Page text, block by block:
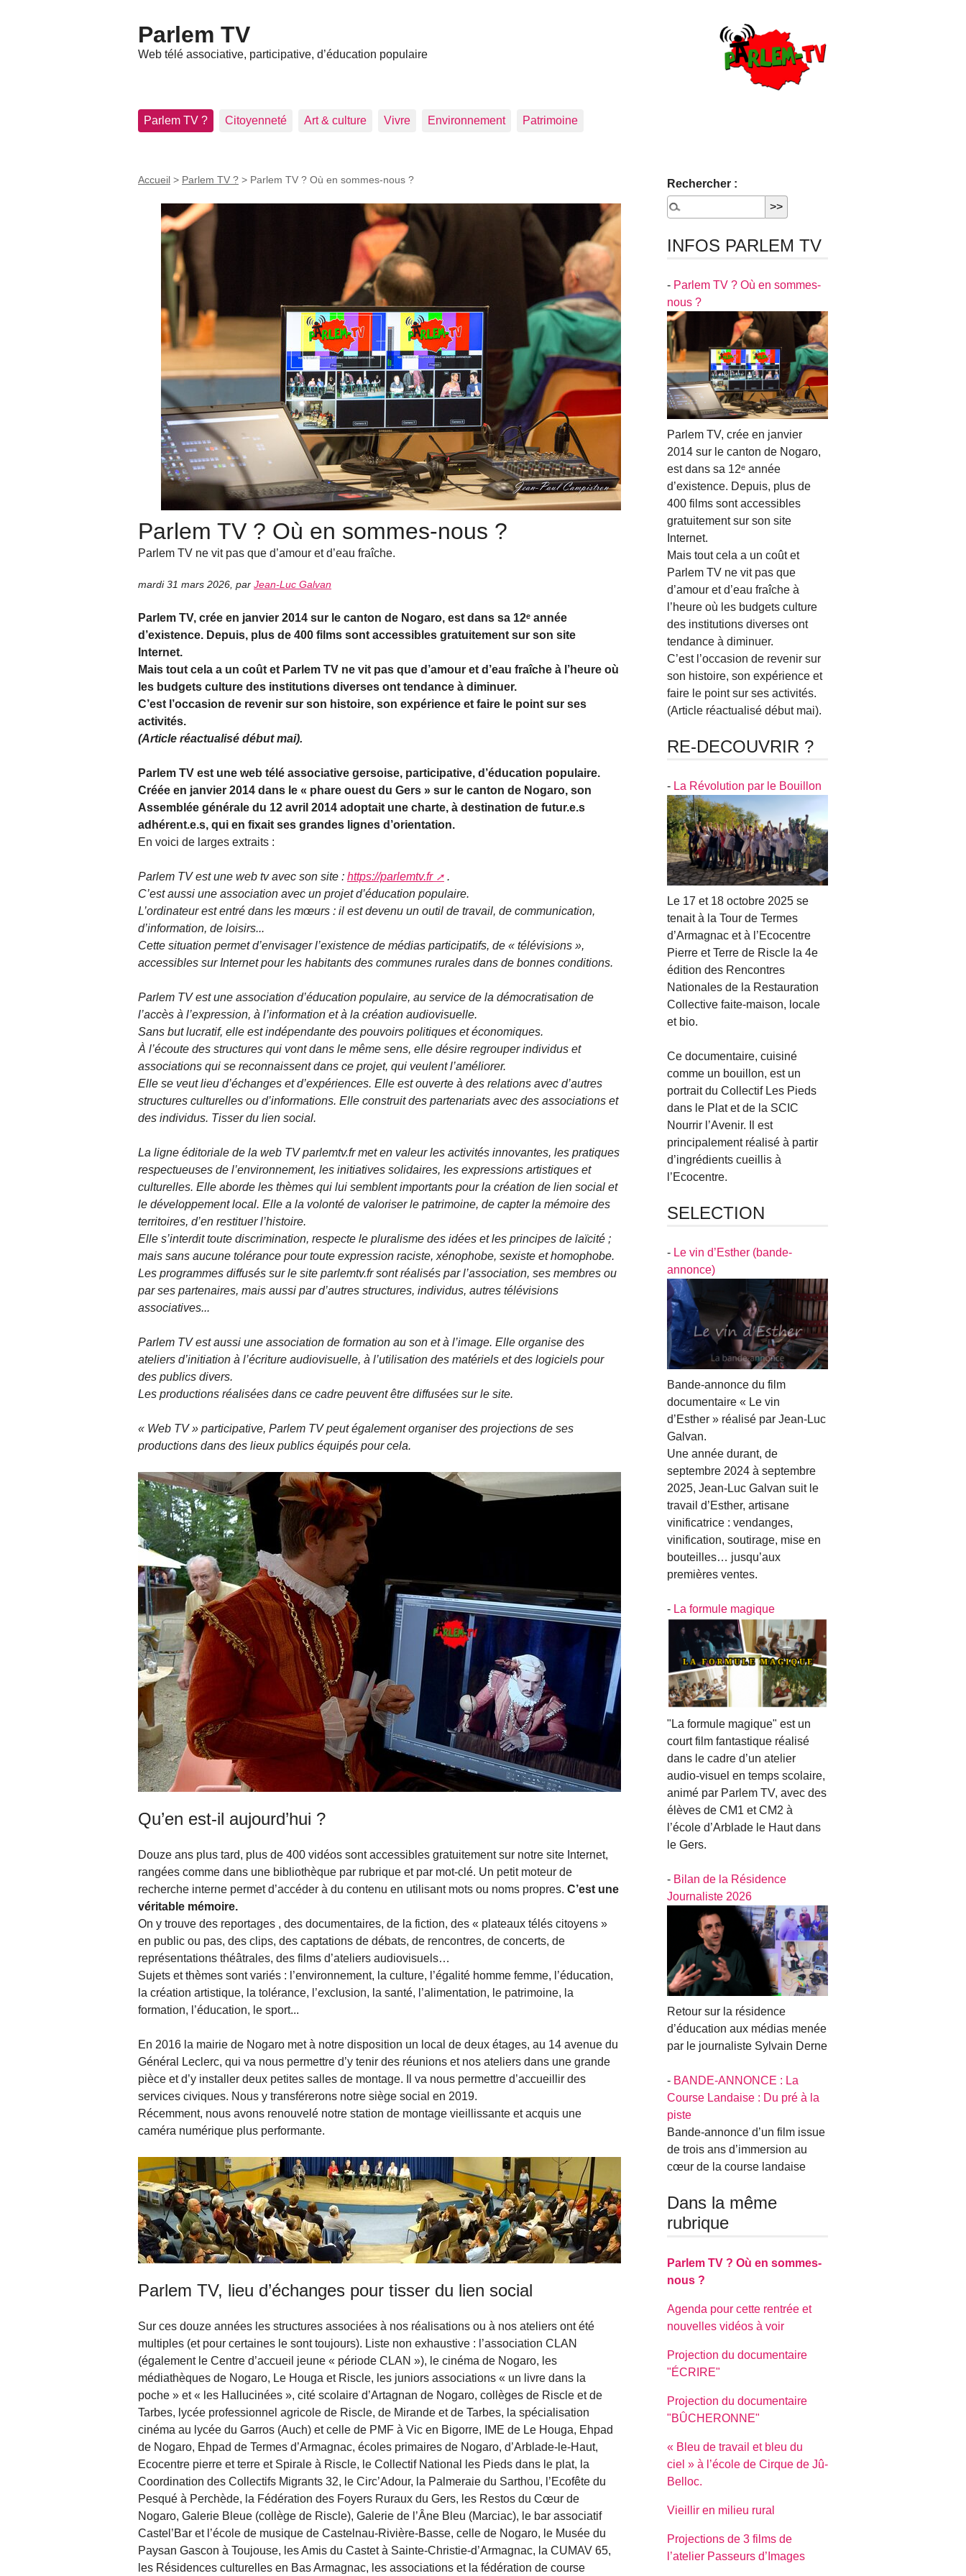
Parlem TV
Web télé associative, participative, d’éducation populaire
Parlem TV ? Citoyenneté Art & culture Vivre Environnement Patrimoine
Accueil > Parlem TV ? > Parlem TV ? Où en sommes-nous ?
Parlem TV ? Où en sommes-nous ?
Parlem TV ne vit pas que d’amour et d’eau fraîche.
mardi 31 mars 2026 par Jean-Luc Galvan
Parlem TV, crée en janvier 2014 sur le canton de Nogaro, est dans sa 12ᵉ année
d’existence. Depuis, plus de 400 films sont accessibles gratuitement sur son site
Internet.
Mais tout cela a un coût et Parlem TV ne vit pas que d’amour et d’eau fraîche à l’heure où
les budgets culture des institutions diverses ont tendance à diminuer.
C’est l’occasion de revenir sur son histoire, son expérience et faire le point sur ses
activités.
(Article réactualisé début mai).
Parlem TV est une web télé associative gersoise, participative, d’éducation populaire.
Créée en janvier 2014 dans le « phare ouest du Gers » sur le canton de Nogaro, son
Assemblée générale du 12 avril 2014 adoptait une charte, à destination de futur.e.s
adhérent.e.s, qui en fixait ses grandes lignes d’orientation.
En voici de larges extraits :
Parlem TV est une web tv avec son site : https://parlemtv.fr
.
C’est aussi une association avec un projet d’éducation populaire.
L’ordinateur est entré dans les mœurs : il est devenu un outil de travail, de communication,
d’information, de loisirs...
Cette situation permet d’envisager l’existence de médias participatifs, de « télévisions »,
accessibles sur Internet pour les habitants des communes rurales dans de bonnes conditions.
Parlem TV est une association d’éducation populaire, au service de la démocratisation de
l’accès à l’expression, à l’information et à la création audiovisuelle.
Sans but lucratif, elle est indépendante des pouvoirs politiques et économiques.
À l’écoute des structures qui vont dans le même sens, elle désire regrouper individus et
associations qui se reconnaissent dans ce projet, qui veulent l’améliorer.
Elle se veut lieu d’échanges et d’expériences. Elle est ouverte à des relations avec d’autres
structures culturelles ou d’informations. Elle construit des partenariats avec des associations et
des individus. Tisser du lien social.
La ligne éditoriale de la web TV parlemtv.fr met en valeur les activités innovantes, les pratiques
respectueuses de l’environnement, les initiatives solidaires, les expressions artistiques et
culturelles. Elle aborde les thèmes qui lui semblent importants pour la création de lien social et
le développement local. Elle a la volonté de valoriser le patrimoine, de capter la mémoire des
territoires, d’en restituer l’histoire.
Elle s’interdit toute discrimination, respecte le pluralisme des idées et les principes de laïcité ;
mais sans aucune tolérance pour toute expression raciste, xénophobe, sexiste et homophobe.
Les programmes diffusés sur le site parlemtv.fr sont réalisés par l’association, ses membres ou
par ses partenaires, mais aussi par d’autres structures, individus, autres télévisions
associatives...
Parlem TV est aussi une association de formation au son et à l’image. Elle organise des
ateliers d’initiation à l’écriture audiovisuelle, à l’utilisation des matériels et des logiciels pour
des publics divers.
Les productions réalisées dans ce cadre peuvent être diffusées sur le site.
« Web TV » participative, Parlem TV peut également organiser des projections de ses
productions dans des lieux publics équipés pour cela.
Qu’en est-il aujourd’hui ?
Douze ans plus tard, plus de 400 vidéos sont accessibles gratuitement sur notre site Internet,
rangées comme dans une bibliothèque par rubrique et par mot-clé. Un petit moteur de
recherche interne permet d’accéder à du contenu en utilisant mots ou noms propres. C’est une
véritable mémoire.
On y trouve des reportages , des documentaires, de la fiction, des « plateaux télés citoyens »
en public ou pas, des clips, des captations de débats, de rencontres, de concerts, de
représentations théâtrales, des films d’ateliers audiovisuels…
Sujets et thèmes sont variés : l’environnement, la culture, l’égalité homme femme, l’éducation,
la création artistique, la tolérance, l’exclusion, la santé, l’alimentation, le patrimoine, la
formation, l’éducation, le sport...
En 2016 la mairie de Nogaro met à notre disposition un local de deux étages, au 14 avenue du
Général Leclerc, qui va nous permettre d’y tenir des réunions et nos ateliers dans une grande
pièce et d’y installer deux petites salles de montage. Il va nous permettre d’accueillir des
services civiques. Nous y transférerons notre siège social en 2019.
Récemment, nous avons renouvelé notre station de montage vieillissante et acquis une
caméra numérique plus performante.
Parlem TV, lieu d’échanges pour tisser du lien social
Sur ces douze années les structures associées à nos réalisations ou à nos ateliers ont été
multiples (et pour certaines le sont toujours). Liste non exhaustive : l’association CLAN
(également le Centre d’accueil jeune « période CLAN »), le cinéma de Nogaro, les
médiathèques de Nogaro, Le Houga et Riscle, les juniors associations « un livre dans la
poche » et « les Hallucinées », cité scolaire d’Artagnan de Nogaro, collèges de Riscle et de
Tarbes, lycée professionnel agricole de Riscle, de Mirande et de Tarbes, la spécialisation
cinéma au lycée du Garros (Auch) et celle de PMF à Vic en Bigorre, IME de Le Houga, Ehpad
de Nogaro, Ehpad de Termes d’Armagnac, écoles primaires de Nogaro, d’Arblade-le-Haut,
Ecocentre pierre et terre et Spirale à Riscle, le Collectif National les Pieds dans le plat, la
Coordination des Collectifs Migrants 32, le Circ’Adour, la Palmeraie du Sarthou, l’Ecofête du
Pesqué à Perchède, la Fédération des Foyers Ruraux du Gers, les Restos du Cœur de
Nogaro, Galerie Bleue (collège de Riscle), Galerie de l’Âne Bleu (Marciac), le bar associatif
Castel’Bar et l’école de musique de Castelnau-Rivière-Basse, celle de Nogaro, le Musée du
Paysan Gascon à Toujouse, les Amis du Castet à Sainte-Christie-d’Armagnac, la CUMAV 65,
les Résidences culturelles en Bas Armagnac, les associations et la fédération de course
Rechercher :
INFOS PARLEM TV
- Parlem TV ? Où en sommes-
nous ?
Parlem TV, crée en janvier
2014 sur le canton de Nogaro,
est dans sa 12ᵉ année
d’existence. Depuis, plus de
400 films sont accessibles
gratuitement sur son site
Internet.
Mais tout cela a un coût et
Parlem TV ne vit pas que
d’amour et d’eau fraîche à
l’heure où les budgets culture
des institutions diverses ont
tendance à diminuer.
C’est l’occasion de revenir sur
son histoire, son expérience et
faire le point sur ses activités.
(Article réactualisé début mai).
RE-DECOUVRIR ?
- La Révolution par le Bouillon
Le 17 et 18 octobre 2025 se
tenait à la Tour de Termes
d’Armagnac et à l’Ecocentre
Pierre et Terre de Riscle la 4e
édition des Rencontres
Nationales de la Restauration
Collective faite-maison, locale
et bio.
Ce documentaire, cuisiné
comme un bouillon, est un
portrait du Collectif Les Pieds
dans le Plat et de la SCIC
Nourrir l’Avenir. Il est
principalement réalisé à partir
d’ingrédients cueillis à
l’Ecocentre.
SELECTION
- Le vin d’Esther (bande-
annonce)
Bande-annonce du film
documentaire « Le vin
d’Esther » réalisé par Jean-Luc
Galvan.
Une année durant, de
septembre 2024 à septembre
2025, Jean-Luc Galvan suit le
travail d’Esther, artisane
vinificatrice : vendanges,
vinification, soutirage, mise en
bouteilles… jusqu’aux
premières ventes.
- La formule magique
"La formule magique" est un
court film fantastique réalisé
dans le cadre d’un atelier
audio-visuel en temps scolaire,
animé par Parlem TV, avec des
élèves de CM1 et CM2 à
l’école d’Arblade le Haut dans
le Gers.
- Bilan de la Résidence
Journaliste 2026
Retour sur la résidence
d’éducation aux médias menée
par le journaliste Sylvain Derne
- BANDE-ANNONCE : La
Course Landaise : Du pré à la
piste
Bande-annonce d’un film issue
de trois ans d’immersion au
cœur de la course landaise
Dans la même
rubrique
Parlem TV ? Où en sommes-
nous ?
Agenda pour cette rentrée et
nouvelles vidéos à voir
Projection du documentaire
"ÉCRIRE"
Projection du documentaire
"BÛCHERONNE"
« Bleu de travail et bleu du
ciel » à l’école de Cirque de Jû-
Belloc.
Vieillir en milieu rural
Projections de 3 films de
l’atelier Passeurs d’Images